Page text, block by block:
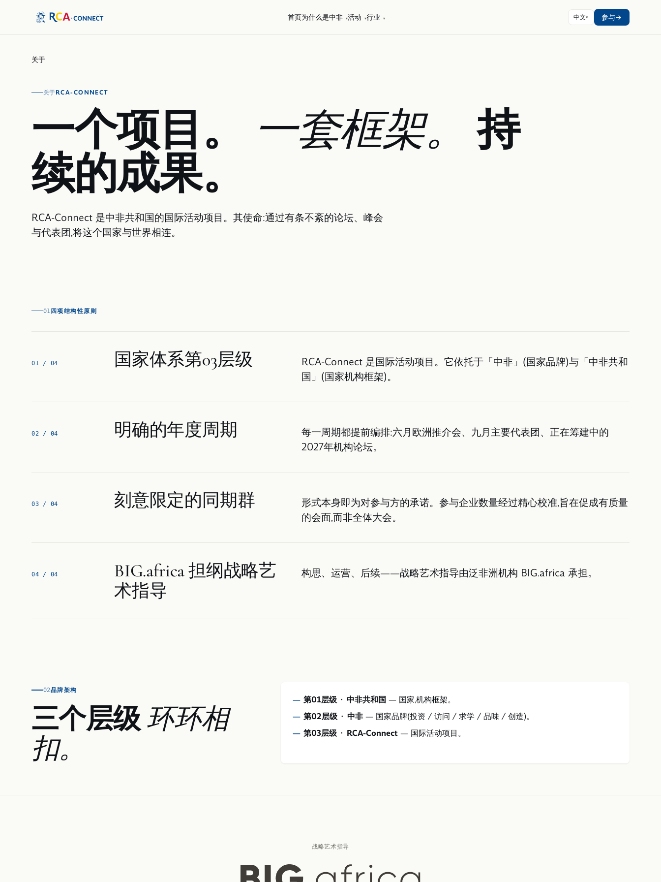
首页为什么是中非 ▾活动 ▾行业 ▾ 中文 参与
关于
关于RCA-CONNECT
一个项目。 一套框架。
持
续的成果。
RCA-Connect 是中非共和国的国际活动项目。其使命:通过有条不紊的论坛、峰会
与代表团,将这个国家与世界相连。
01 四项结构性原则
01 / 04 国家体系第03层级
RCA-Connect 是国际活动项目。它依托于「中非」(国家品牌)与「中非共和
国」(国家机构框架)。
02 / 04 明确的年度周期
每一周期都提前编排:六月欧洲推介会、九月主要代表团、正在筹建中的
2027年机构论坛。
03 / 04 刻意限定的同期群
形式本身即为对参与方的承诺。参与企业数量经过精心校准,旨在促成有质量
的会面,而非全体大会。
04 / 04
BIG.africa 担纲战略艺
术指导
构思、运营、后续——战略艺术指导由泛非洲机构 BIG.africa 承担。
02品牌架构
三个层级环环相
扣。
第01层级 · 中非共和国 — 国家,机构框架。
第02层级 · 中非 — 国家品牌(投资 / 访问 / 求学 / 品味 / 创造)。
第03层级 · RCA-Connect — 国际活动项目。
战略艺术指导